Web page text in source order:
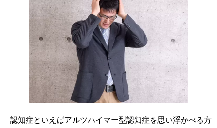
認知症といえばアルツハイマー型認知症を思い浮かべる方